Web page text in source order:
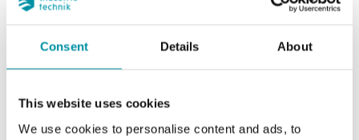
Consent Details About
This website uses cookies
We use cookies to personalise content and ads, to
Articoli (1 st)